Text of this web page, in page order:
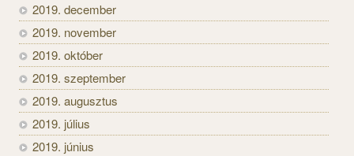
2019. december
2019. november
2019. október
2019. szeptember
2019. augusztus
2019. július
2019. június